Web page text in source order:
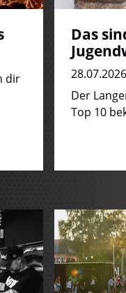
dir
Das
28.07.2026
Der
Top 10